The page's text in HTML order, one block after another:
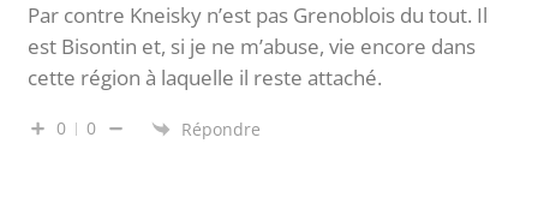
Par contre Kneisky n’est pas Grenoblois du tout. Il
est Bisontin et, si je ne m’abuse, vie encore dans
cette région à laquelle il reste attaché.
0 0 Répondre